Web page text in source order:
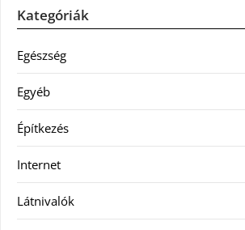
Kategóriák
Egészség
Egyéb
Építkezés
Internet
Látnivalók